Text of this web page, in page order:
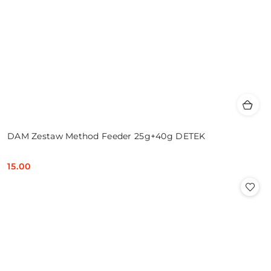
DAM Zestaw Method Feeder 25g+40g DETEK
Cena:
15.00